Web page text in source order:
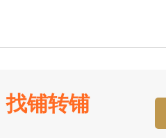
找铺转铺